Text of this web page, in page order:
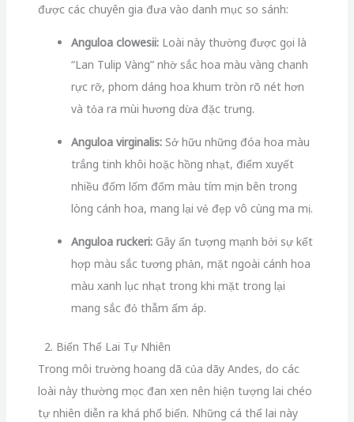
được các chuyên gia đưa vào danh mục so sánh:
Anguloa clowesii:Loài này thường được gọi là
“Lan Tulip Vàng” nhờ sắc hoa màu vàng chanh
rực rỡ, phom dáng hoa khum tròn rõ nét hơn
và tỏa ra mùi hương dừa đặc trưng.
Anguloa virginalis:Sở hữu những đóa hoa màu
trắng tinh khôi hoặc hồng nhạt, điểm xuyết
nhiều đốm lốm đốm màu tím mịn bên trong
lòng cánh hoa, mang lại vẻ đẹp vô cùng ma mị.
Anguloa ruckeri:Gây ấn tượng mạnh bởi sự kết
hợp màu sắc tương phản, mặt ngoài cánh hoa
màu xanh lục nhạt trong khi mặt trong lại
mang sắc đỏ thẫm ấm áp.
2. Biến Thể Lai Tự Nhiên
Trong môi trường hoang dã của dãy Andes, do các
loài này thường mọc đan xen nên hiện tượng lai chéo
tự nhiên diễn ra khá phổ biến. Những cá thể lai này